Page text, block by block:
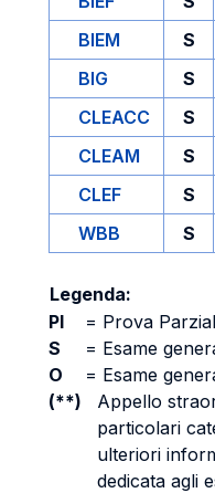
BIEM
S
BIG
S
CLEACC
S
CLEAM
S
CLEF
S
WBB
S
Legenda:
PI
= Prova
S
= Esame
O
= Esame
(**)
Appello
particolari
ulteriori
dedicata agli